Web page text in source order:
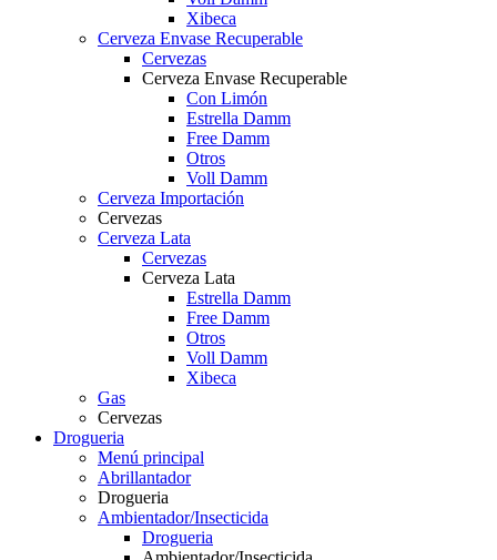
Xibeca
Cerveza Envase Recuperable
Cervezas
Cerveza Envase Recuperable
Con Limón
Estrella Damm
Free Damm
Otros
Voll Damm
Cerveza Importación
Cervezas
Cerveza Lata
Cervezas
Cerveza Lata
Estrella Damm
Free Damm
Otros
Voll Damm
Xibeca
Gas
Cervezas
Drogueria
Menú principal
Abrillantador
Drogueria
Ambientador/Insecticida
Drogueria